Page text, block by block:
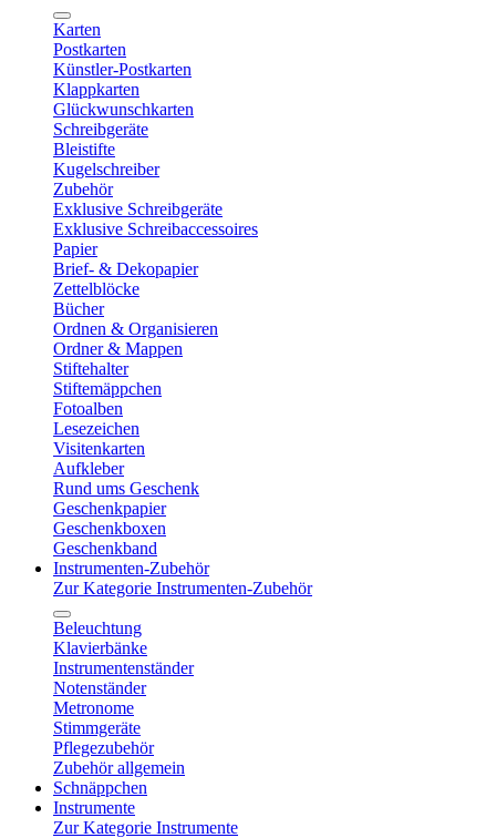
Karten
Postkarten
Künstler-Postkarten
Klappkarten
Glückwunschkarten
Schreibgeräte
Bleistifte
Kugelschreiber
Zubehör
Exklusive Schreibgeräte
Exklusive Schreibaccessoires
Papier
Brief- & Dekopapier
Zettelblöcke
Bücher
Ordnen & Organisieren
Ordner & Mappen
Stiftehalter
Stiftemäppchen
Fotoalben
Lesezeichen
Visitenkarten
Aufkleber
Rund ums Geschenk
Geschenkpapier
Geschenkboxen
Geschenkband
Instrumenten-Zubehör
Zur Kategorie Instrumenten-Zubehör
Beleuchtung
Klavierbänke
Instrumentenständer
Notenständer
Metronome
Stimmgeräte
Pflegezubehör
Zubehör allgemein
Schnäppchen
Instrumente
Zur Kategorie Instrumente